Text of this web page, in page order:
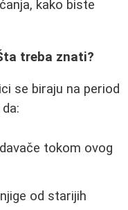
kako biste
treba znati?
se biraju na period
tokom ovog
od starijih